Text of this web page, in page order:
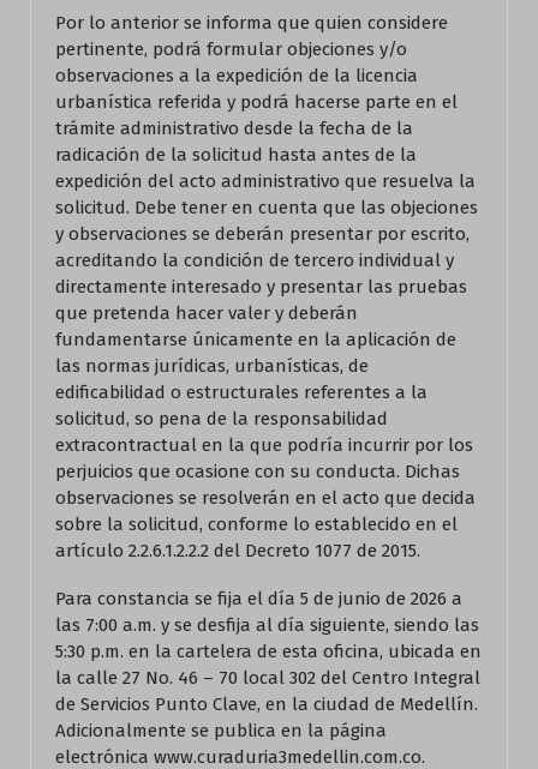
Por lo anterior se informa que quien considere
pertinente, podrá formular objeciones y/o
observaciones a la expedición de la licencia
urbanística referida y podrá hacerse parte en el
trámite administrativo desde la fecha de la
radicación de la solicitud hasta antes de la
expedición del acto administrativo que resuelva la
solicitud. Debe tener en cuenta que las objeciones
y observaciones se deberán presentar por escrito,
acreditando la condición de tercero individual y
directamente interesado y presentar las pruebas
que pretenda hacer valer y deberán
fundamentarse únicamente en la aplicación de
las normas jurídicas, urbanísticas, de
edificabilidad o estructurales referentes a la
solicitud, so pena de la responsabilidad
extracontractual en la que podría incurrir por los
perjuicios que ocasione con su conducta. Dichas
observaciones se resolverán en el acto que decida
sobre la solicitud, conforme lo establecido en el
artículo 2.2.6.1.2.2.2 del Decreto 1077 de 2015.
Para constancia se fija el día 5 de junio de 2026 a
las 7:00 a.m. y se desfija al día siguiente, siendo las
5:30 p.m. en la cartelera de esta oficina, ubicada en
la calle 27 No. 46 – 70 local 302 del Centro Integral
de Servicios Punto Clave, en la ciudad de Medellín.
Adicionalmente se publica en la página
electrónica www.curaduria3medellin.com.co.